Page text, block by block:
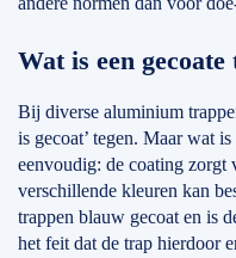
Wat is een gecoate
Bij diverse aluminium
is gecoat’ tegen. Maar wat
eenvoudig: de coating zorgt
verschillende kleuren kan
trappen blauw gecoat en is
het feit dat de trap hierdoor